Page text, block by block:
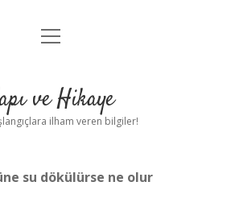
Anasayfa
Yasal Uyarı
menüyü
ve Hikaye
ilham veren bilgiler!
su dökülürse ne olur